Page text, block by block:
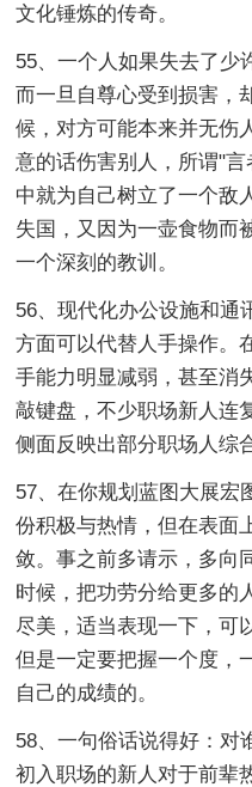
文化锤炼的传奇。
55、一个人如果失去了少
而一旦自尊心受到损害，
候，对方可能本来并无伤
意的话伤害别人，所谓"
中就为自己树立了一个敌
失国，又因为一壶食物而
一个深刻的教训。
56、现代化办公设施和通
方面可以代替人手操作。
手能力明显减弱，甚至消
敲键盘，不少职场新人连
侧面反映出部分职场人综
57、在你规划蓝图大展宏
份积极与热情，但在表面
敛。事之前多请示，多向
时候，把功劳分给更多的
尽美，适当表现一下，可
但是一定要把握一个度，
自己的成绩的。
58、一句俗话说得好：对
初入职场的新人对于前辈